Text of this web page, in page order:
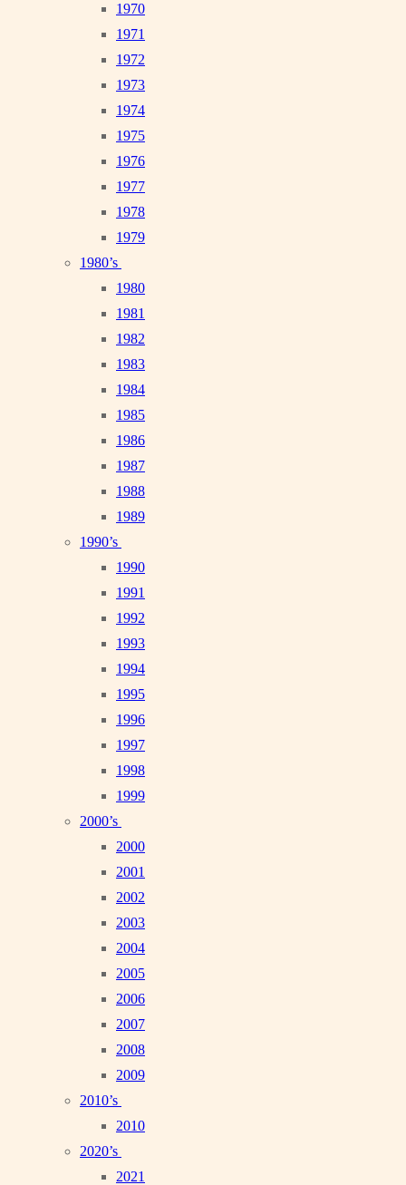
1970
1971
1972
1973
1974
1975
1976
1977
1978
1979
1980’s
1980
1981
1982
1983
1984
1985
1986
1987
1988
1989
1990’s
1990
1991
1992
1993
1994
1995
1996
1997
1998
1999
2000’s
2000
2001
2002
2003
2004
2005
2006
2007
2008
2009
2010’s
2010
2020’s
2021